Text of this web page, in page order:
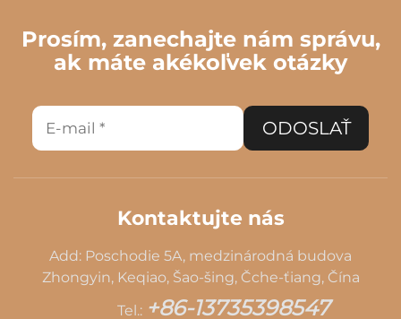
Prosím, zanechajte nám správu,
ak máte akékoľvek otázky
ODOSLAŤ
Kontaktujte nás
Add: Poschodie 5A, medzinárodná budova
Zhongyin, Keqiao, Šao-šing, Čche-ťiang, Čína
Tel.: +86-13735398547